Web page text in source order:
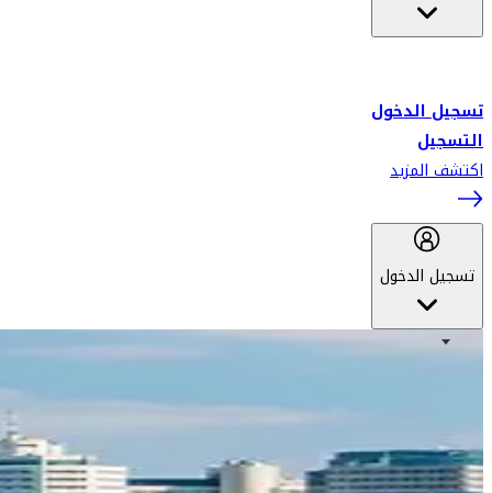
تسجيل الدخول
التسجيل
اكتشف المزيد
تسجيل الدخول